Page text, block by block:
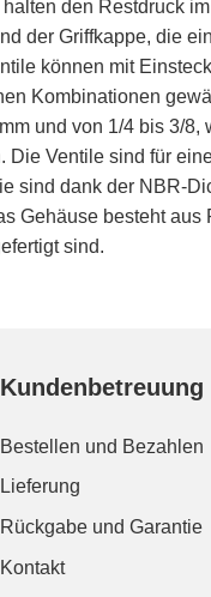
den Restdruck
der Griffkappe, die
können mit
Kombinationen
und von 1/4 bis 3/8,
Ventile sind für
sind dank der NBR-
Gehäuse besteht aus
sind.
Kundenbetreuung
Bestellen und Bezahlen
Lieferung
Rückgabe und Garantie
Kontakt